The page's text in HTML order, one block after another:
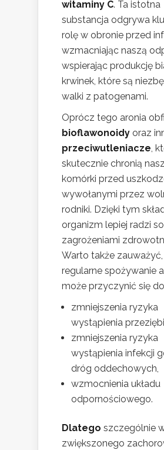
witaminy C. Ta istotna
substancja odgrywa
rolę w obronie przed
wzmacniając naszą
wspierając produkcję
krwinek, które są
walki z patogenami.
Oprócz tego aronia
bioflawonoidy oraz
przeciwutleniacze,
skutecznie chronią
komórki przed
wywołanymi przez
rodniki. Dzięki tym
organizm lepiej radzi
zagrożeniami
Warto także
regularne spożywanie
może przyczynić się
zmniejszenia ryzyka
wystąpienia
zmniejszenia ryzyka
wystąpienia infekcji
dróg oddechowych,
wzmocnienia układu
odpornościowego.
Dlatego szczególnie
zwiększonego